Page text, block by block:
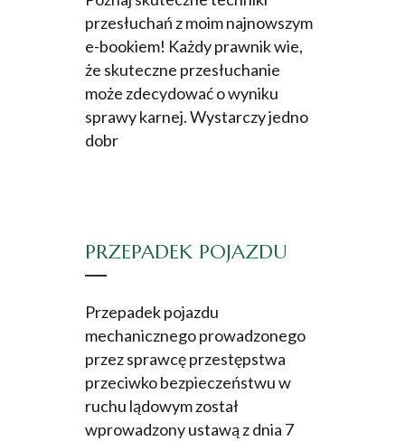
przesłuchań z moim najnowszym
e-bookiem! Każdy prawnik wie,
że skuteczne przesłuchanie
może zdecydować o wyniku
sprawy karnej. Wystarczy jedno
dobr
PRZEPADEK POJAZDU
Przepadek pojazdu
mechanicznego prowadzonego
przez sprawcę przestępstwa
przeciwko bezpieczeństwu w
ruchu lądowym został
wprowadzony ustawą z dnia 7